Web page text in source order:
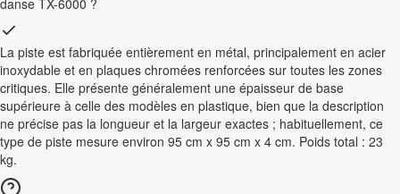
danse TX-6000 ?
La piste est fabriquée entièrement en métal, principalement en acier
inoxydable et en plaques chromées renforcées sur toutes les zones
critiques. Elle présente généralement une épaisseur de base
supérieure à celle des modèles en plastique, bien que la description
ne précise pas la longueur et la largeur exactes ; habituellement, ce
type de piste mesure environ 95 cm x 95 cm x 4 cm. Poids total : 23
kg.